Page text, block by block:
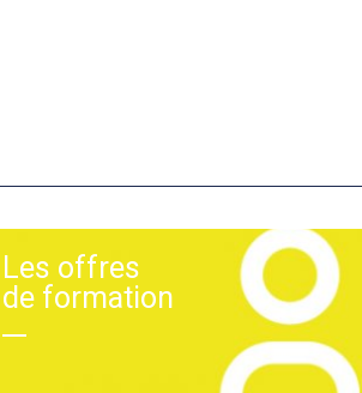
Les offres
de formation